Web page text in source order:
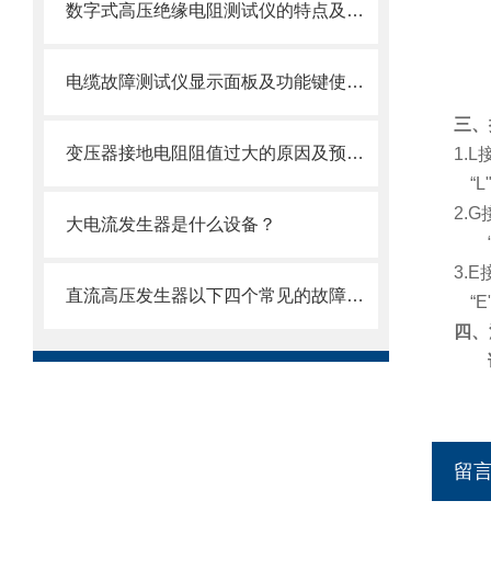
数字式高压绝缘电阻测试仪的特点及技术参数
电缆故障测试仪显示面板及功能键使用方法
变压器接地电阻阻值过大的原因及预防措施哪些呢？
大电流发生器是什么设备？
直流高压发生器以下四个常见的故障原因分析
三
1.L
“L
2.G
3.E
“E
四
留